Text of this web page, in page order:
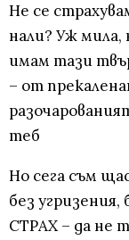
Не се
нали? Уж мила,
имам тази
– от
теб
Но сега съм
без угризения,
СТРАХ – да не